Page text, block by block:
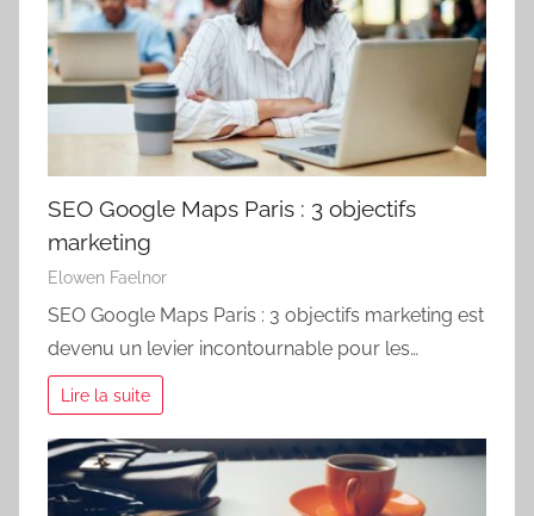
SEO Google Maps Paris : 3 objectifs
marketing
Elowen Faelnor
SEO Google Maps Paris : 3 objectifs marketing est
devenu un levier incontournable pour les…
Lire la suite